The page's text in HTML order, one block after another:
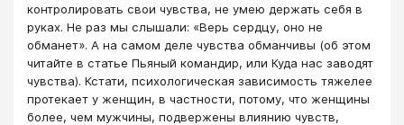
контролировать свои чувства, не умею держать себя в
руках. Не раз мы слышали: «Верь сердцу, оно не
обманет». А на самом деле чувства обманчивы (об этом
читайте в статье Пьяный командир, или Куда нас заводят
чувства). Кстати, психологическая зависимость тяжелее
протекает у женщин, в частности, потому, что женщины
более, чем мужчины, подвержены влиянию чувств,